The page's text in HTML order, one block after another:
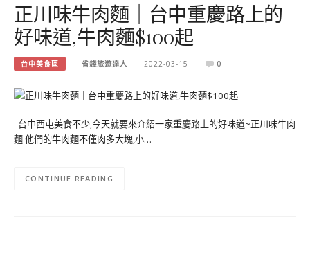
正川味牛肉麵｜台中重慶路上的
好味道,牛肉麵$100起
台中美食區 省錢旅遊達人 2022-03-15 0
台中西屯美食不少,今天就要來介紹一家重慶路上的好味道~正川味牛肉
麵 他們的牛肉麵不僅肉多大塊,小…
CONTINUE READING